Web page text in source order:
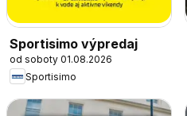
Sportisimo výpredaj
od soboty 01.08.2026
Sportisimo